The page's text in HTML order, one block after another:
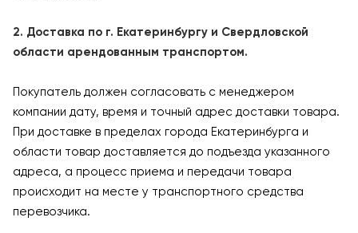
2. Доставка по г. Екатеринбургу и Свердловской
области арендованным транспортом.
Покупатель должен согласовать с менеджером
компании дату, время и точный адрес доставки товара.
При доставке в пределах города Екатеринбурга и
области товар доставляется до подъезда указанного
адреса, а процесс приема и передачи товара
происходит на месте у транспортного средства
перевозчика.